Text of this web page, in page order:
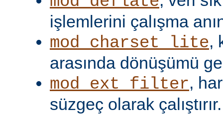
işlemlerini çalışma
mod_charset_lite,
arasında dönüşümü
mod_ext_filter,
süzgeç olarak çalıştırır.